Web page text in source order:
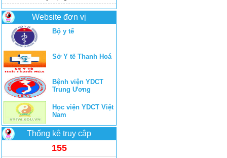
Website đơn vị
Bộ y tế
Sở Y tế Thanh Hoá
Bệnh viện YDCT
Trung Ương
Học viện YDCT Việt
Nam
Thống kê truy cập
155